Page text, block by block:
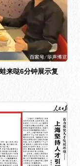
来哒6分钟展示复